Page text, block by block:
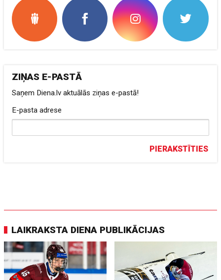
ZIŅAS E-PASTĀ
Saņem Diena.lv aktuālās ziņas e-pastā!
E-pasta adrese
PIERAKSTĪTIES
LAIKRAKSTA DIENA PUBLIKĀCIJAS